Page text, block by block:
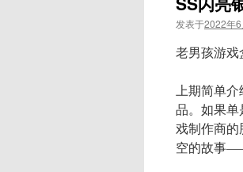
发表于2022年6
老男孩游戏
上期简单
品。如果
戏制作商
空的故事